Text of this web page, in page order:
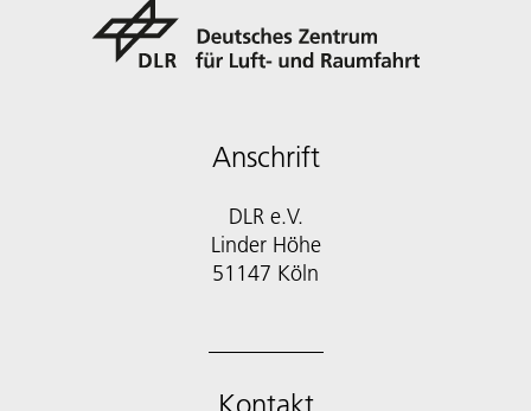
Anschrift
DLR e.V.
Linder Höhe
51147 Köln